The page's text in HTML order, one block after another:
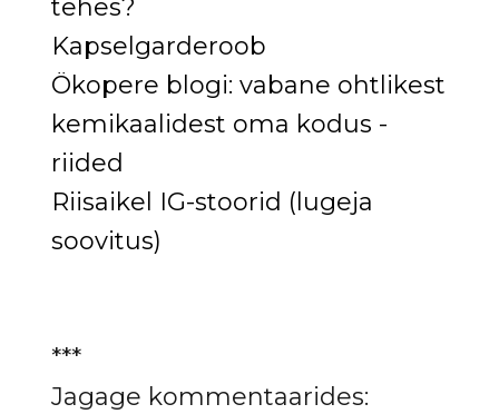
tehes?
Kapselgarderoob
Ökopere blogi: vabane ohtlikest
kemikaalidest oma kodus -
riided
Riisaikel IG-stoorid (lugeja
soovitus)
***
Jagage kommentaarides: